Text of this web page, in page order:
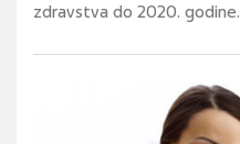
zdravstva do 2020. godine.